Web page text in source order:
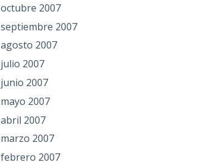
octubre 2007
septiembre 2007
agosto 2007
julio 2007
junio 2007
mayo 2007
abril 2007
marzo 2007
febrero 2007